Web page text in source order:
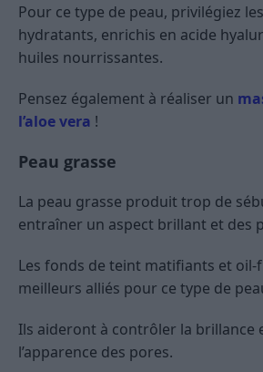
Pour ce type de peau, privilégiez
hydratants, enrichis en acide
huiles nourrissantes.
Pensez également à réaliser un
l’aloe vera !
Peau grasse
La peau grasse produit trop de
entraîner un aspect brillant et des
Les fonds de teint matifiants et oil-
meilleurs alliés pour ce type de
Ils aideront à contrôler la brillance
l’apparence des pores.